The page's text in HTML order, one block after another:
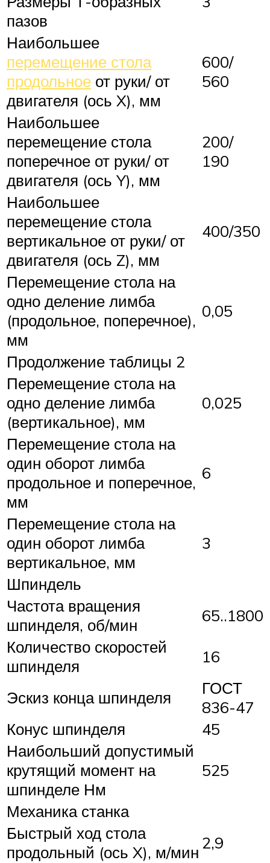
пазов
Наибольшее
перемещение стола
продольное от руки/ от
двигателя (ось X), мм
600/
560
Наибольшее
перемещение стола
поперечное от руки/ от
двигателя (ось Y), мм
200/
190
Наибольшее
перемещение стола
вертикальное от руки/ от
двигателя (ось Z), мм
400/350
Перемещение стола на
одно деление лимба
(продольное, поперечное),
мм
0,05
Продолжение таблицы 2
Перемещение стола на
одно деление лимба
(вертикальное), мм
0,025
Перемещение стола на
один оборот лимба
продольное и поперечное,
мм
6
Перемещение стола на
один оборот лимба
вертикальное, мм
3
Шпиндель
Частота вращения
шпинделя, об/мин
65..1800
Количество скоростей
шпинделя
16
Эскиз конца шпинделя
ГОСТ
836-47
Конус шпинделя
45
Наибольший допустимый
крутящий момент на
шпинделе Нм
525
Механика станка
Быстрый ход стола
продольный (ось X), м/мин 2,9